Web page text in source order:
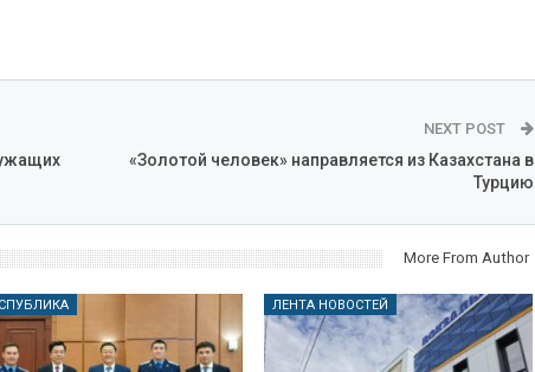
NEXT POST
«Золотой человек» направляется из Казахстана в
Турцию
More From Author
ЛЕНТА НОВОСТЕЙ